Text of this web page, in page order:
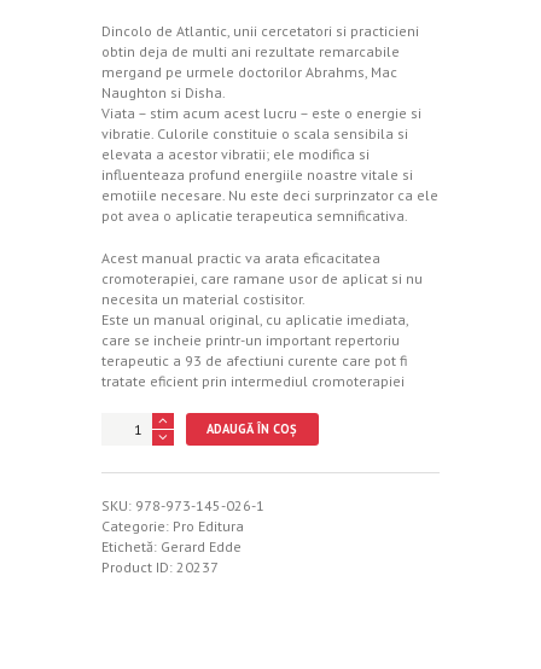
Dincolo de Atlantic, unii cercetatori si practicieni
obtin deja de multi ani rezultate remarcabile
mergand pe urmele doctorilor Abrahms, Mac
Naughton si Disha.
Viata – stim acum acest lucru – este o energie si
vibratie. Culorile constituie o scala sensibila si
elevata a acestor vibratii; ele modifica si
influenteaza profund energiile noastre vitale si
emotiile necesare. Nu este deci surprinzator ca ele
pot avea o aplicatie terapeutica semnificativa.
Acest manual practic va arata eficacitatea
cromoterapiei, care ramane usor de aplicat si nu
necesita un material costisitor.
Este un manual original, cu aplicatie imediata,
care se incheie printr-un important repertoriu
terapeutic a 93 de afectiuni curente care pot fi
tratate eficient prin intermediul cromoterapiei
Cantitate
ADAUGĂ ÎN COȘ
SKU: 978-973-145-026-1
Categorie: Pro Editura
Etichetă: Gerard Edde
Product ID: 20237